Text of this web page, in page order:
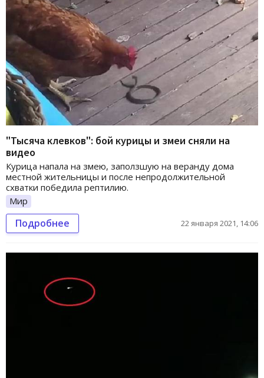
"Тысяча клевков": бой курицы и змеи сняли на
видео
Курица напала на змею, заползшую на веранду дома
местной жительницы и после непродолжительной
схватки победила рептилию.
Мир
Подробнее 22 января 2021, 14:06